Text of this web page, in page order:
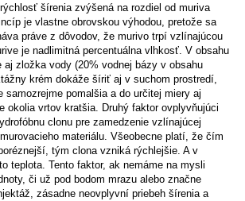
šírenia zvýšená na rozdiel od muriva
je vlastne obrovskou výhodou, pretože sa
práve z dôvodov, že murivo trpí vzlínajúcou
je nadlimitná percentuálna vlhkosť. V obsahu
aj zložka vody (20% vodnej bázy v obsahu
krém dokáže šíriť aj v suchom prostredí,
samozrejme pomalšia a do určitej miery aj
okolia vrtov kratšia. Druhý faktor ovplyvňujúci
clonu pre zamedzenie vzlínajúcej
materiálu. Všeobecne platí, že čím
tým clona vzniká rýchlejšie. A v
teplota. Tento faktor, ak nemáme na mysli
či už pod bodom mrazu alebo značne
zásadne neovplyvní priebeh šírenia a